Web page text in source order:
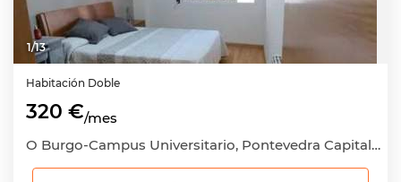
1/13
Habitación Doble
320 €/mes
O Burgo-Campus Universitario, Pontevedra Capital, Pontevedra